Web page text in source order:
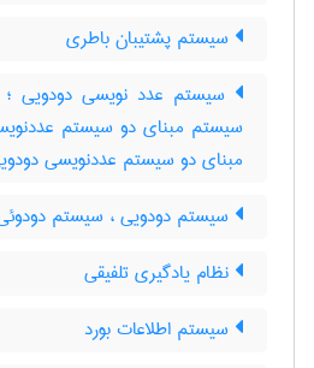
سیستم پشتیبان باطری
سیستم عدد نویسی دودویی
سیستم مبنای دو سیستم
مبنای دو سیستم عددنویسی
سیستم دودویی ، سیستم
نظام یادگیری تلفیقی
سیستم اطلاعات بورد